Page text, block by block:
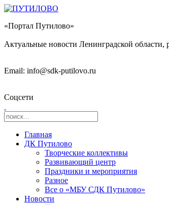
«Портал Путилово»
Актуальные новости Ленинградской области,
Email: info@sdk-putilovo.ru
Соцсети
Главная
ДК Путилово
Творческие коллективы
Развивающий центр
Праздники и мероприятия
Разное
Все о «МБУ СДК Путилово»
Новости